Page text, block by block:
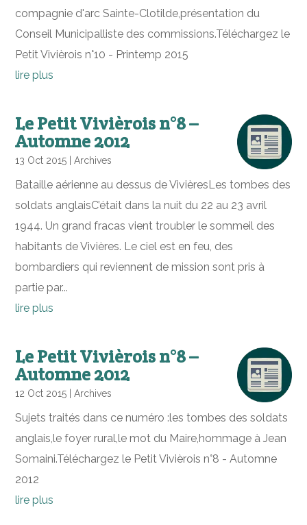
compagnie d'arc Sainte-Clotilde,présentation du
Conseil Municipalliste des commissions.Téléchargez le
Petit Vivièrois n°10 - Printemp 2015
lire plus
Le Petit Vivièrois n°8 –
Automne 2012
13 Oct 2015 |Archives
Bataille aérienne au dessus de VivièresLes tombes des
soldats anglaisC’était dans la nuit du 22 au 23 avril
1944. Un grand fracas vient troubler le sommeil des
habitants de Vivières. Le ciel est en feu, des
bombardiers qui reviennent de mission sont pris à
partie par...
lire plus
Le Petit Vivièrois n°8 –
Automne 2012
12 Oct 2015 |Archives
Sujets traités dans ce numéro :les tombes des soldats
anglais,le foyer rural,le mot du Maire,hommage à Jean
Somaini.Téléchargez le Petit Vivièrois n°8 - Automne
2012
lire plus